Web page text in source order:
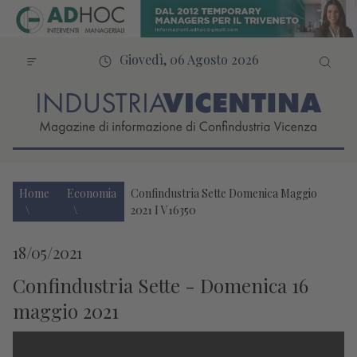
Giovedì, 06 Agosto 2026
Home Economia
Confindustria Sette Domenica Maggio
2021 I V16350
18/05/2021
Confindustria Sette - Domenica 16
maggio 2021